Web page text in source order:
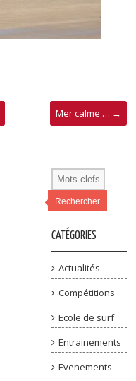
Mer calme … →
Rechercher
CATÉGORIES
Actualités
Compétitions
Ecole de surf
Entrainements
Evenements